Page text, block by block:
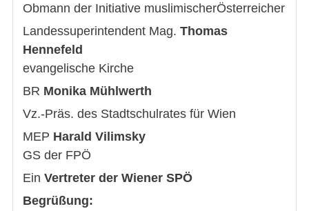
Obmann der Initiative muslimischerÖsterreicher
Landessuperintendent Mag. Thomas
Hennefeld
evangelische Kirche
BR Monika Mühlwerth
Vz.-Präs. des Stadtschulrates für Wien
MEP Harald Vilimsky
GS der FPÖ
Ein Vertreter der Wiener SPÖ
Begrüßung: